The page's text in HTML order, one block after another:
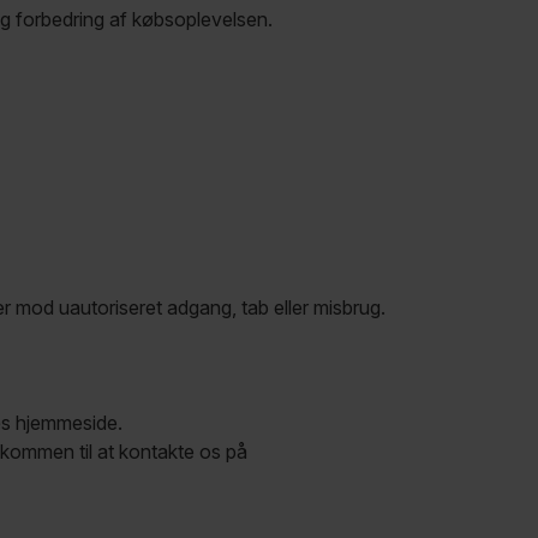
forbedring af købsoplevelsen.
uautoriseret adgang, tab eller misbrug.
hjemmeside.
til at kontakte os på